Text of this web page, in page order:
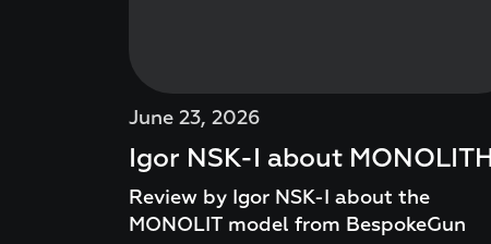
June 23, 2026
Igor NSK-I about MONOLITH
Review by Igor NSK-I about the
MONOLIT model from BespokeGun